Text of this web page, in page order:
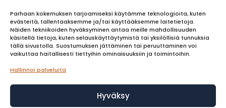
Parhaan kokemuksen tarjoamiseksi käytämme teknologioita, kuten
evästeitä, tallentaaksemme ja/tai käyttääksemme laitetietoja.
Näiden tekniikoiden hyväksyminen antaa meille mahdollisuuden
käsitellä tietoja, kuten selauskäyttäytymistä tai yksilöllisiä tunnuksia
tällä sivustolla. Suostumuksen jättäminen tai peruuttaminen voi
vaikuttaa haitallisesti tiettyihin ominaisuuksiin ja toimintoihin.
Hallinnoi palveluita
Hyväksy
Kattoremontti
Kattoturvatuotteet
Piipunpellitys
Piipunhattu
Ota yhteyttä